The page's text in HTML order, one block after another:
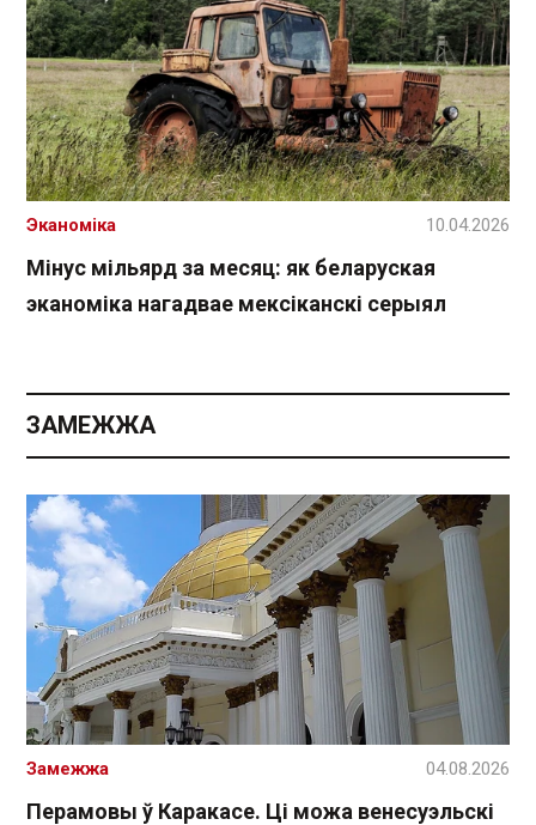
Мінус мільярд за месяц: як беларуская
эканоміка нагадвае мексіканскі серыял
Эканоміка 10.04.2026
ЗАМЕЖЖА
Перамовы ў Каракасе. Ці можа венесуэльскі
Замежжа 04.08.2026